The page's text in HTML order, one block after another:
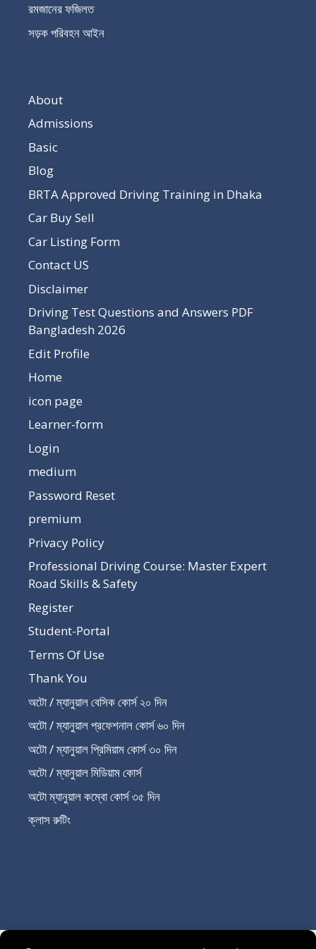
রমজানের ফজিলত
সড়ক পরিবহন আইন
About
Admissions
Basic
Blog
BRTA Approved Driving Training in Dhaka
Car Buy Sell
Car Listing Form
Contact US
Disclaimer
Driving Test Questions and Answers PDF
Bangladesh 2026
Edit Profile
Home
icon page
Learner-form
Login
medium
Password Reset
premium
Privacy Policy
Professional Driving Course: Master Expert
Road Skills & Safety
Register
Student-Portal
Terms Of Use
Thank You
অটো / ম্যানুয়াল বেসিক কোর্স ২০ দিন
অটো / ম্যানুয়াল প্রফেশনাল কোর্স ৬০ দিন
অটো / ম্যানুয়াল প্রিমিয়াম কোর্স ৩০ দিন
অটো / ম্যানুয়াল মিডিয়াম কোর্স
অটো ম্যানুয়াল কম্বো কোর্স ৩৫ দিন
ক্লাস রুটিং